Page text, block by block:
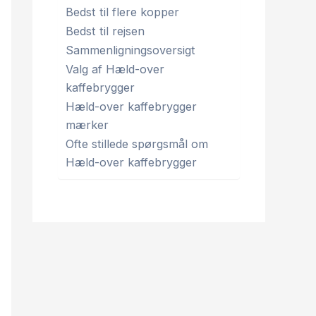
Bedst til flere kopper
Bedst til rejsen
Sammenligningsoversigt
Valg af Hæld-over
kaffebrygger
Hæld-over kaffebrygger
mærker
Ofte stillede spørgsmål om
Hæld-over kaffebrygger